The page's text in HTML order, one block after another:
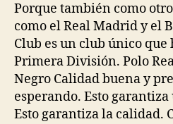
Porque también como
como el Real Madrid y el
Club es un club único
Primera División. Polo
Negro Calidad buena y
esperando. Esto
Esto garantiza la calidad.